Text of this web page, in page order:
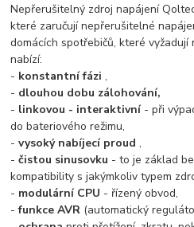
Nepřerušitelný zdroj napájení
které zaručují nepřerušitelné
domácích spotřebičů, které
nabízí:
- konstantní fázi ,
- dlouhou dobu zálohování,
- linkovou - interaktivní- při
do bateriového režimu,
-vysoký nabíjecí proud ,
-čistou sinusovku - to je základ
kompatibility s jakýmkoliv typem
- modulární CPU - řízený obvod,
-funkce AVR (automatický